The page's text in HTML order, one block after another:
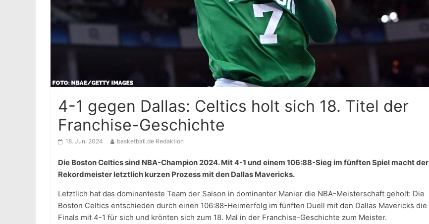
4-1 gegen Dallas: Celtics holt sich 18. Titel der
Franchise-Geschichte
18. Juni 2024 basketball.de Redaktion
Die Boston Celtics sind NBA-Champion 2024. Mit 4-1 und einem 106:88-Sieg im fünften Spiel macht der
Rekordmeister letztlich kurzen Prozess mit den Dallas Mavericks.
Letztlich hat das dominanteste Team der Saison in dominanter Manier die NBA-Meisterschaft geholt: Die
Boston Celtics entschieden durch einen 106:88-Heimerfolg im fünften Duell mit den Dallas Mavericks die
Finals mit 4-1 für sich und krönten sich zum 18. Mal in der Franchise-Geschichte zum Meister.